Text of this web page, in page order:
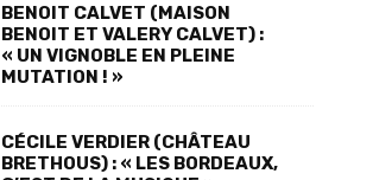
BENOIT CALVET (MAISON
BENOIT ET VALERY CALVET) :
« UN VIGNOBLE EN PLEINE
MUTATION ! »
CÉCILE VERDIER (CHÂTEAU
BRETHOUS) : « LES BORDEAUX,